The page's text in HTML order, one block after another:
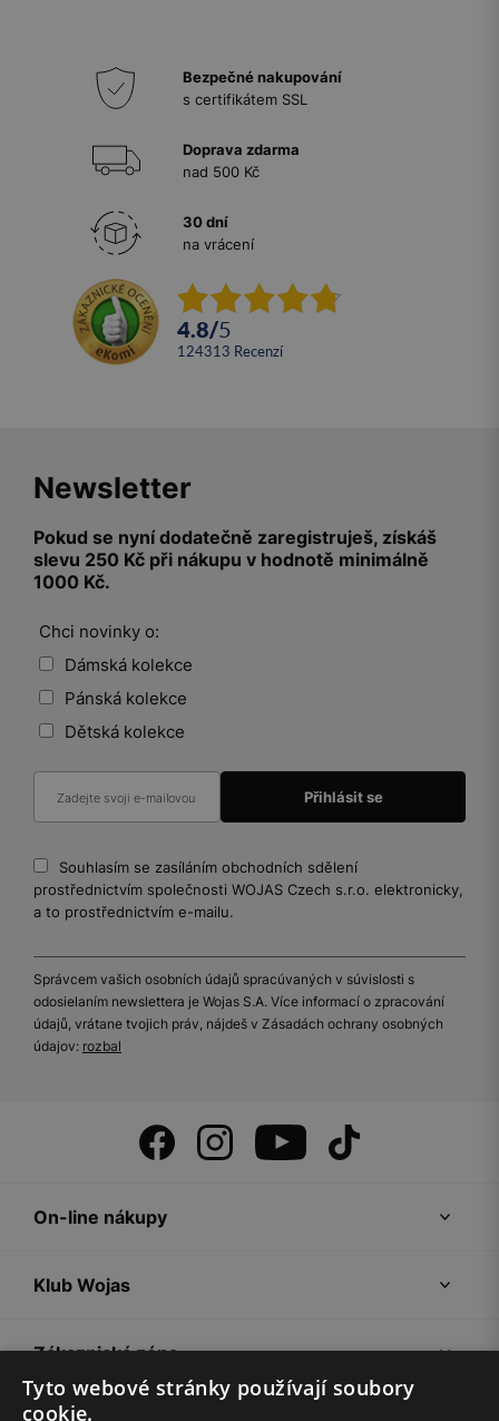
Bezpečné nakupování
s certifikátem SSL
Doprava zdarma
nad 500 Kč
30 dní
na vrácení
4.8/5
124313 recenzí
Newsletter
Pokud se nyní dodatečně zaregistruješ, získáš
slevu 250 Kč při nákupu v hodnotě minimálně
1000 Kč.
Chci novinky o:
Dámská kolekce
Pánská kolekce
Dětská kolekce
Souhlasím se zasíláním obchodních sdělení
prostřednictvím společnosti WOJAS Czech s.r.o. elektronicky,
a to prostřednictvím e-mailu.
Správcem vašich osobních údajů spracúvaných v súvislosti s
odosielaním newslettera je Wojas S.A. Více informací o zpracování
údajů, vrátane tvojich práv, nájdeš v Zásadách ochrany osobných
údajov: rozbal
On-line nákupy
Klub Wojas
Zákaznická zóna
Tyto webové stránky používají soubory
cookie.